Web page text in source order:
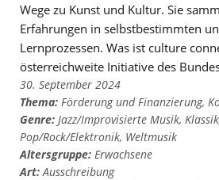
Wege zu Kunst und Kultur. Sie
Erfahrungen in selbstbestimmten
Lernprozessen. Was ist culture
österreichweite Initiative des
30. September 2024
Thema: Förderung und Finanzierung,
Genre: Jazz/Improvisierte Musik, Klassik
Pop/Rock/Elektronik, Weltmusik
Altersgruppe: Erwachsene
Art: Ausschreibung